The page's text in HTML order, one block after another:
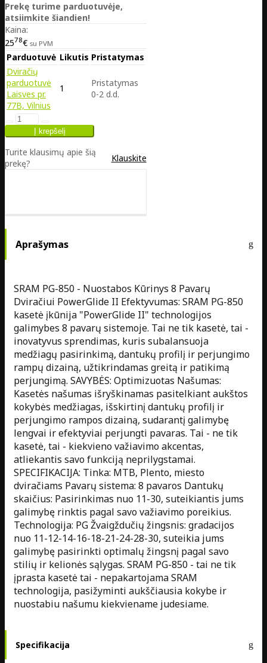
Prekę turime parduotuvėje,
atsiimkite šiandien!
Kaina:
2578€ su PVM
Parduotuvė Likutis Pristatymas
Dviračių
parduotuvė
Laisves pr.
77B, Vilnius
1
Pristatymas
0-2 d.d.
Turite klausimų apie šią
prekę?
Klauskite
Aprašymas
SRAM PG-850 - Nuostabos Kūrinys 8 Pavarų
Dviračiui PowerGlide II Efektyvumas: SRAM PG-850
kasetė įkūnija "PowerGlide II" technologijos
galimybes 8 pavarų sistemoje. Tai ne tik kasetė, tai -
inovatyvus sprendimas, kuris subalansuoja
medžiagų pasirinkimą, dantukų profilį ir perjungimo
rampų dizainą, užtikrindamas greitą ir patikimą
perjungimą. SAVYBĖS: Optimizuotas Našumas:
Kasetės našumas išryškinamas pasitelkiant aukštos
kokybės medžiagas, išskirtinį dantukų profilį ir
perjungimo rampos dizainą, sudarantį galimybę
lengvai ir efektyviai perjungti pavaras. Tai - ne tik
kasetė, tai - kiekvieno važiavimo akcentas,
atliekantis savo funkciją neprilygstamai.
SPECIFIKACIJA: Tinka: MTB, Plento, miesto
dviračiams Pavarų sistema: 8 pavaros Dantukų
skaičius: Pasirinkimas nuo 11-30, suteikiantis jums
galimybę rinktis pagal savo važiavimo poreikius.
Technologija: PG Žvaigždučių žingsnis: gradacijos
nuo 11-12-14-16-18-21-24-28-30, suteikia jums
galimybę pasirinkti optimalų žingsnį pagal savo
stilių ir kelionės sąlygas. SRAM PG-850 - tai ne tik
įprasta kasetė tai - nepakartojama SRAM
technologija, pasižyminti aukščiausia kokybe ir
nuostabiu našumu kiekviename judesiame.
Specifikacija